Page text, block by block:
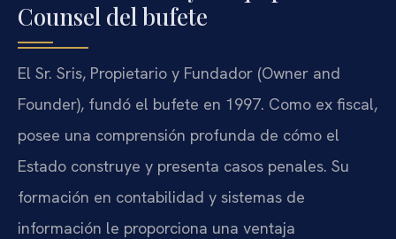
Counsel del bufete
El Sr. Sris, Propietario y Fundador (Owner and
Founder), fundó el bufete en 1997. Como ex fiscal,
posee una comprensión profunda de cómo el
Estado construye y presenta casos penales. Su
formación en contabilidad y sistemas de
información le proporciona una ventaja